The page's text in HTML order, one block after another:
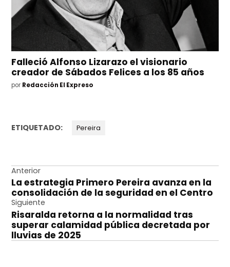
Falleció Alfonso Lizarazo el visionario
creador de Sábados Felices a los 85 años
por Redacción El Expreso
ETIQUETADO: Pereira
Navegación
de
entradas
Anterior
La estrategia Primero Pereira avanza en la
consolidación de la seguridad en el Centro
Siguiente
Risaralda retorna a la normalidad tras
superar calamidad pública decretada por
lluvias de 2025